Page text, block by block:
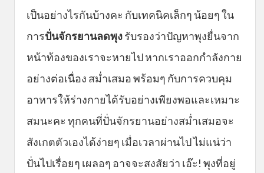
เป็นอย่างไรกันบ้างคะ กับเทคนิคเล็กๆ น้อยๆ ใน
การปั่นจักรยานลดพุงรับรองว่าปัญหาพุงยื่นจาก
หน้าท้องของเราจะหายไป หากเราออกกำลังกาย
อย่างต่อเนื่อง สม่ำเสมอ พร้อมๆ กับการควบคุม
อาหารให้ร่างกายได้รับอย่างเพียงพอและเหมาะ
สมนะคะ ทุกคนที่ปั่นจักรยานอย่างสม่ำเสมอจะ
สังเกตตัวเองได้ง่ายๆ เมื่อเวลาผ่านไป ไม่แน่ว่า
ปั่นไปเรื่อยๆ เผลอๆ อาจจะสงสัยว่า เอ๊ะ! พุงที่อยู่